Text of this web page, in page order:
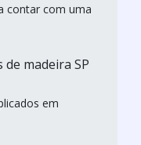
contar com uma
madeira SP
em